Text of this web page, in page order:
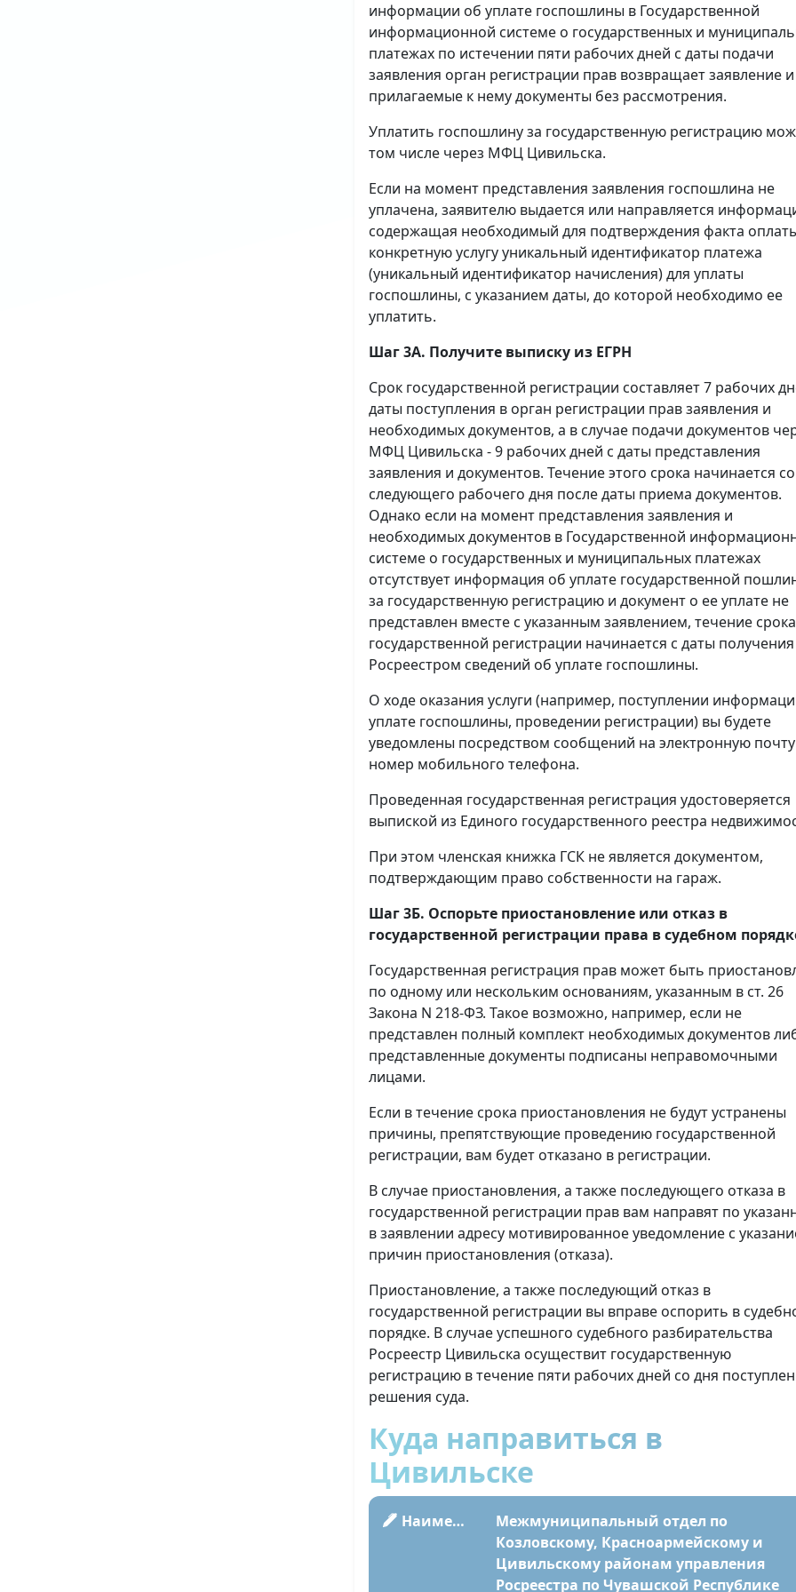
информации об уплате госпошлины в Государственной
информационной системе о государственных и
платежах по истечении пяти рабочих дней с даты подачи
заявления орган регистрации прав возвращает заявление и
прилагаемые к нему документы без рассмотрения.
Уплатить госпошлину за государственную регистрацию
том числе через МФЦ Цивильска.
Если на момент представления заявления госпошлина не
уплачена, заявителю выдается или направляется
содержащая необходимый для подтверждения факта
конкретную услугу уникальный идентификатор платежа
(уникальный идентификатор начисления) для уплаты
госпошлины, с указанием даты, до которой необходимо ее
уплатить.
Шаг 3А. Получите выписку из ЕГРН
Срок государственной регистрации составляет 7 рабочих
даты поступления в орган регистрации прав заявления и
необходимых документов, а в случае подачи документов
МФЦ Цивильска - 9 рабочих дней с даты представления
заявления и документов. Течение этого срока начинается со
следующего рабочего дня после даты приема документов.
Однако если на момент представления заявления и
необходимых документов в Государственной
системе о государственных и муниципальных платежах
отсутствует информация об уплате государственной
за государственную регистрацию и документ о ее уплате не
представлен вместе с указанным заявлением, течение срока
государственной регистрации начинается с даты получения
Росреестром сведений об уплате госпошлины.
О ходе оказания услуги (например, поступлении
уплате госпошлины, проведении регистрации) вы будете
уведомлены посредством сообщений на электронную
номер мобильного телефона.
Проведенная государственная регистрация удостоверяется
выпиской из Единого государственного реестра
При этом членская книжка ГСК не является документом,
подтверждающим право собственности на гараж.
Шаг 3Б. Оспорьте приостановление или отказ в
государственной регистрации права в судебном
Государственная регистрация прав может быть
по одному или нескольким основаниям, указанным в ст. 26
Закона N 218-ФЗ. Такое возможно, например, если не
представлен полный комплект необходимых документов
представленные документы подписаны неправомочными
лицами.
Если в течение срока приостановления не будут устранены
причины, препятствующие проведению государственной
регистрации, вам будет отказано в регистрации.
В случае приостановления, а также последующего отказа в
государственной регистрации прав вам направят по
в заявлении адресу мотивированное уведомление с
причин приостановления (отказа).
Приостановление, а также последующий отказ в
государственной регистрации вы вправе оспорить в
порядке. В случае успешного судебного разбирательства
Росреестр Цивильска осуществит государственную
регистрацию в течение пяти рабочих дней со дня
решения суда.
Куда направиться в
Цивильске
Наименование
Межмуниципальный отдел по
Козловскому, Красноармейскому и
Цивильскому районам управления
Росреестра по Чувашской Республике